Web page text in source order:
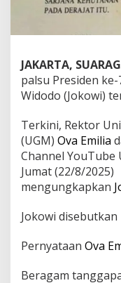
r
I
JAKARTA,
palsu Presiden
Widodo (Jokowi)
Terkini, Rektor
(UGM) Ova Emilia
Channel YouTube
Jumat (22/8/2025)
mengungkapkan
Jokowi
Pernyataan Ova
Beragam